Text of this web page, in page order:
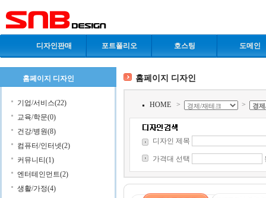
디자인판매 포트폴리오 호스팅 도메인
홈페이지 디자인
기업/서비스(22)
교육/학문(0)
건강/병원(8)
컴퓨터/인터넷(2)
커뮤니티(1)
엔터테인먼트(2)
생활/가정(4)
홈페이지 디자인
HOME > >
디자인 제목
가격대 선택